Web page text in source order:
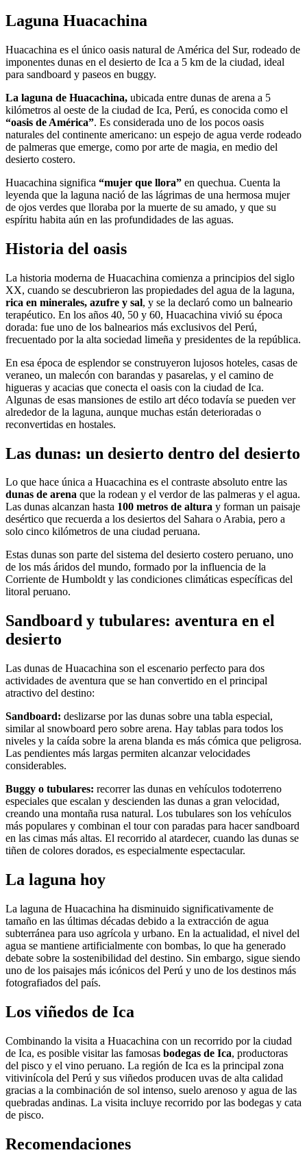
Laguna Huacachina
Huacachina es el único oasis natural de América del Sur, rodeado de
imponentes dunas en el desierto de Ica a 5 km de la ciudad, ideal
para sandboard y paseos en buggy.
La laguna de Huacachina, ubicada entre dunas de arena a 5
kilómetros al oeste de la ciudad de Ica, Perú, es conocida como el
“oasis de América”. Es considerada uno de los pocos oasis
naturales del continente americano: un espejo de agua verde rodeado
de palmeras que emerge, como por arte de magia, en medio del
desierto costero.
Huacachina significa “mujer que llora” en quechua. Cuenta la
leyenda que la laguna nació de las lágrimas de una hermosa mujer
de ojos verdes que lloraba por la muerte de su amado, y que su
espíritu habita aún en las profundidades de las aguas.
Historia del oasis
La historia moderna de Huacachina comienza a principios del siglo
XX, cuando se descubrieron las propiedades del agua de la laguna,
rica en minerales, azufre y sal, y se la declaró como un balneario
terapéutico. En los años 40, 50 y 60, Huacachina vivió su época
dorada: fue uno de los balnearios más exclusivos del Perú,
frecuentado por la alta sociedad limeña y presidentes de la república.
En esa época de esplendor se construyeron lujosos hoteles, casas de
veraneo, un malecón con barandas y pasarelas, y el camino de
higueras y acacias que conecta el oasis con la ciudad de Ica.
Algunas de esas mansiones de estilo art déco todavía se pueden ver
alrededor de la laguna, aunque muchas están deterioradas o
reconvertidas en hostales.
Las dunas: un desierto dentro del desierto
Lo que hace única a Huacachina es el contraste absoluto entre las
dunas de arena que la rodean y el verdor de las palmeras y el agua.
Las dunas alcanzan hasta 100 metros de altura y forman un paisaje
desértico que recuerda a los desiertos del Sahara o Arabia, pero a
solo cinco kilómetros de una ciudad peruana.
Estas dunas son parte del sistema del desierto costero peruano, uno
de los más áridos del mundo, formado por la influencia de la
Corriente de Humboldt y las condiciones climáticas específicas del
litoral peruano.
Sandboard y tubulares: aventura en el
desierto
Las dunas de Huacachina son el escenario perfecto para dos
actividades de aventura que se han convertido en el principal
atractivo del destino:
Sandboard: deslizarse por las dunas sobre una tabla especial,
similar al snowboard pero sobre arena. Hay tablas para todos los
niveles y la caída sobre la arena blanda es más cómica que peligrosa.
Las pendientes más largas permiten alcanzar velocidades
considerables.
Buggy o tubulares: recorrer las dunas en vehículos todoterreno
especiales que escalan y descienden las dunas a gran velocidad,
creando una montaña rusa natural. Los tubulares son los vehículos
más populares y combinan el tour con paradas para hacer sandboard
en las cimas más altas. El recorrido al atardecer, cuando las dunas se
tiñen de colores dorados, es especialmente espectacular.
La laguna hoy
La laguna de Huacachina ha disminuido significativamente de
tamaño en las últimas décadas debido a la extracción de agua
subterránea para uso agrícola y urbano. En la actualidad, el nivel del
agua se mantiene artificialmente con bombas, lo que ha generado
debate sobre la sostenibilidad del destino. Sin embargo, sigue siendo
uno de los paisajes más icónicos del Perú y uno de los destinos más
fotografiados del país.
Los viñedos de Ica
Combinando la visita a Huacachina con un recorrido por la ciudad
de Ica, es posible visitar las famosas bodegas de Ica, productoras
del pisco y el vino peruano. La región de Ica es la principal zona
vitivinícola del Perú y sus viñedos producen uvas de alta calidad
gracias a la combinación de sol intenso, suelo arenoso y agua de las
quebradas andinas. La visita incluye recorrido por las bodegas y cata
de pisco.
Recomendaciones